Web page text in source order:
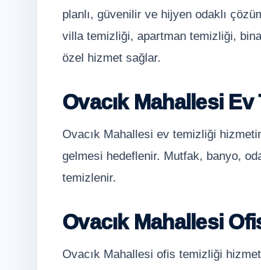
planlı, güvenilir ve hijyen odaklı
villa temizliği, apartman temizliği,
özel hizmet sağlar.
Ovacık Mahallesi Ev
Ovacık Mahallesi ev temizliği
gelmesi hedeflenir. Mutfak, banyo,
temizlenir.
Ovacık Mahallesi
Ovacık Mahallesi ofis temizliği